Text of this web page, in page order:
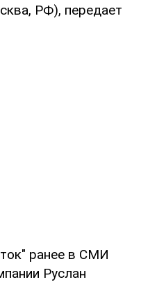
РФ), передает
ранее в СМИ
Руслан